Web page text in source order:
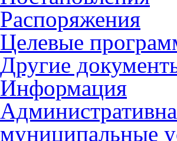
Распоряжения
Целевые
Другие
Информация
муниципальные